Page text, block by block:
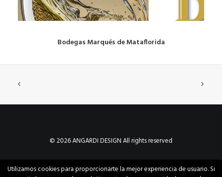
Bodegas Marqués de Mataflorida
© 2026 ANGARDI DESIGN All rights reserved
Utilizamos cookies para proporcionarte la mejor experiencia de usuario. Si